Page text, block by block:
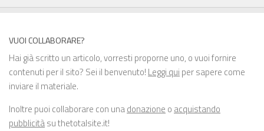
VUOI COLLABORARE?
Hai già scritto un articolo, vorresti proporne uno, o vuoi fornire
contenuti per il sito? Sei il benvenuto! Leggi qui per sapere come
inviare il materiale.
Inoltre puoi collaborare con unadonazione o acquistando
pubblicitàsu thetotalsite.it!